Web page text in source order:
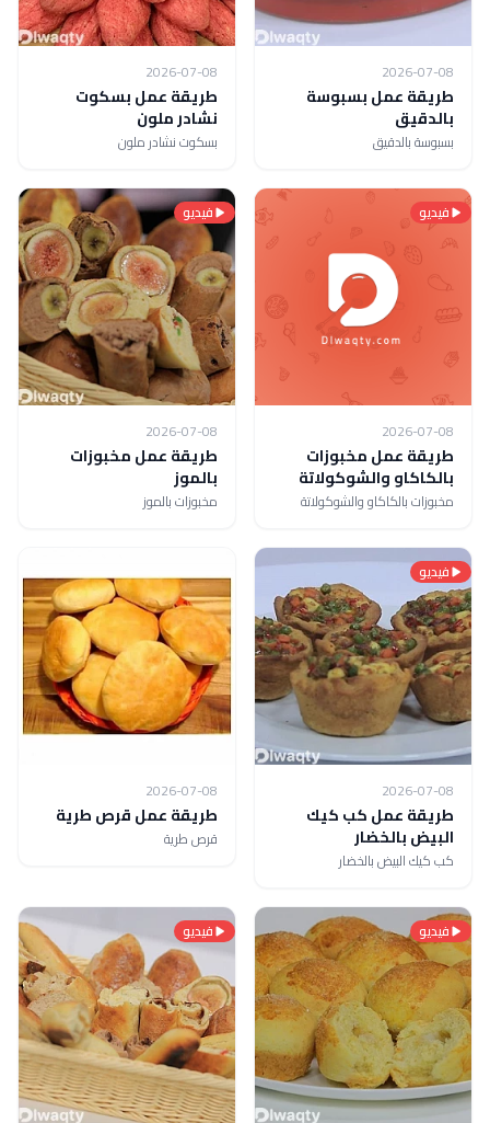
2026-07-08
طريقة عمل بسبوسة
بالدقيق
بسبوسة بالدقيق
2026-07-08
طريقة عمل بسكوت
نشادر ملون
بسكوت نشادر ملون
فيديو
2026-07-08
طريقة عمل مخبوزات
بالكاكاو والشوكولاتة
مخبوزات بالكاكاو والشوكولاتة
فيديو
2026-07-08
طريقة عمل مخبوزات
بالموز
مخبوزات بالموز
فيديو
2026-07-08
طريقة عمل كب كيك
البيض بالخضار
كب كيك البيض بالخضار
2026-07-08
طريقة عمل قرص طرية
قرص طرية
فيديو فيديو